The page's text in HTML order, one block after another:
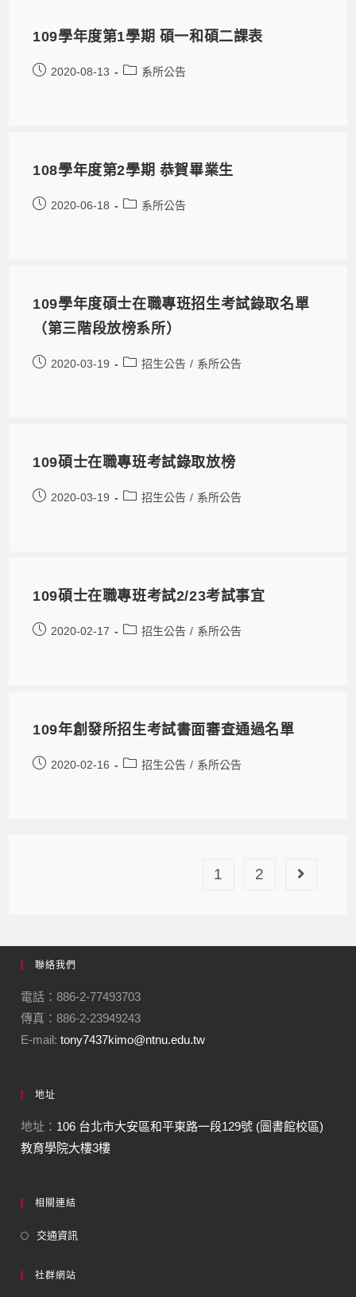
109學年度第1學期 碩一和碩二課表
2020-08-13 系所公告
108學年度第2學期 恭賀畢業生
2020-06-18 系所公告
109學年度碩士在職專班招生考試錄取名單
（第三階段放榜系所）
2020-03-19 招生公告 / 系所公告
109碩士在職專班考試錄取放榜
2020-03-19 招生公告 / 系所公告
109碩士在職專班考試2/23考試事宜
2020-02-17 招生公告 / 系所公告
109年創發所招生考試書面審查通過名單
2020-02-16 招生公告 / 系所公告
1 2
聯絡我們
電話：886-2-77493703
傳真：886-2-23949243
E-mail:tony7437kimo@ntnu.edu.tw
地址
地址： 106 台北市大安區和平東路一段129號 (圖書館校區)
教育學院大樓3樓
相關連結
交通資訊
社群網站